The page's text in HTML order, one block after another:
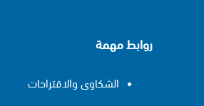
روابط مهمة
الشكاوى والاقتراحات